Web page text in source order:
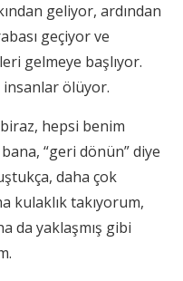
geliyor, ardından
geçiyor ve
gelmeye başlıyor.
ölüyor.
hepsi benim
“geri dönün” diye
daha çok
kulaklık takıyorum,
da yaklaşmış gibi